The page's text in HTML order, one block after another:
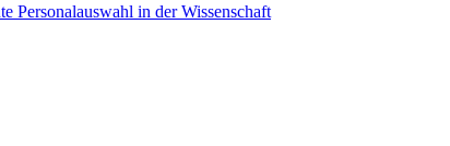
Personalauswahl in der Wissenschaft